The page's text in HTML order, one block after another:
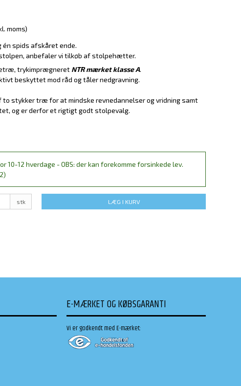
moms)
én spids afskåret ende.
anbefaler vi tilkøb af stolpehætter.
trykimprægneret NTR mærket klasse A.
beskyttet mod råd og tåler nedgravning.
to stykker træ for at mindske revnedannelser og vridning samt
og er derfor et rigtigt godt stolpevalg.
10-12 hverdage - OBS: der kan forekomme forsinkede lev.
stk LÆG I KURV
E-MÆRKET OG KØBSGARANTI
Vi er godkendt med E-mærket: